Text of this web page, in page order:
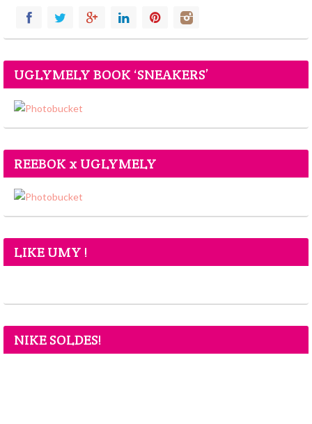
UGLYMELY BOOK ‘SNEAKERS’
REEBOK x UGLYMELY
LIKE UMY !
NIKE SOLDES!